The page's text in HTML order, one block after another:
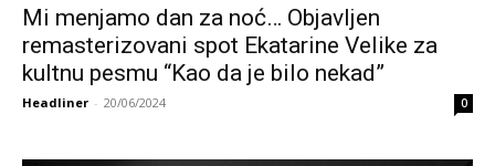
Mi menjamo dan za noć… Objavljen
remasterizovani spot Ekatarine Velike za
kultnu pesmu “Kao da je bilo nekad”
Headliner - 20/06/2024 0